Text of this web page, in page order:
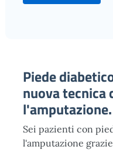
Piede
nuova tecnica
Sei pazienti con
l'amputazione